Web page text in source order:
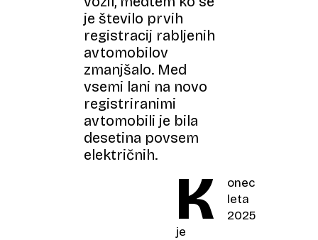
je število prvih
registracij rabljenih
avtomobilov
zmanjšalo. Med
vsemi lani na novo
registriranimi
avtomobili je bila
desetina povsem
električnih.
K
onec
leta
2025
je